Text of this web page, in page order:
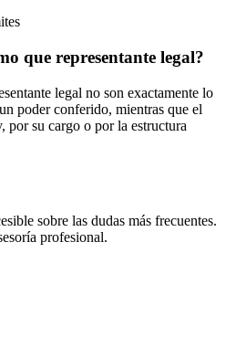
que representante legal?
legal no son exactamente lo
poder conferido, mientras que el
por su cargo o por la estructura
sobre las dudas más frecuentes.
profesional.